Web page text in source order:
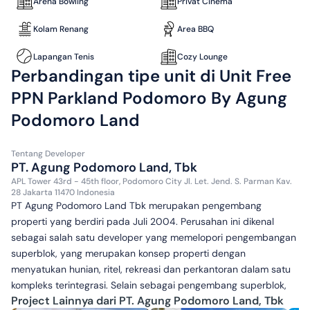
Kolam Renang Area BBQ
Lapangan Tenis Cozy Lounge
Perbandingan tipe unit di Unit Free
PPN Parkland Podomoro By Agung
Podomoro Land
Tentang Developer
PT. Agung Podomoro Land, Tbk
APL Tower 43rd - 45th floor, Podomoro City Jl. Let. Jend. S. Parman Kav.
28 Jakarta 11470 Indonesia
PT Agung Podomoro Land Tbk merupakan pengembang
properti yang berdiri pada Juli 2004. Perusahan ini dikenal
sebagai salah satu developer yang memelopori pengembangan
superblok, yang merupakan konsep properti dengan
menyatukan hunian, ritel, rekreasi dan perkantoran dalam satu
kompleks terintegrasi. Selain sebagai pengembang superblok,
Agung Podomoro Land kini juga dikenal sebagai pengembang
Project Lainnya dari PT. Agung Podomoro Land, Tbk